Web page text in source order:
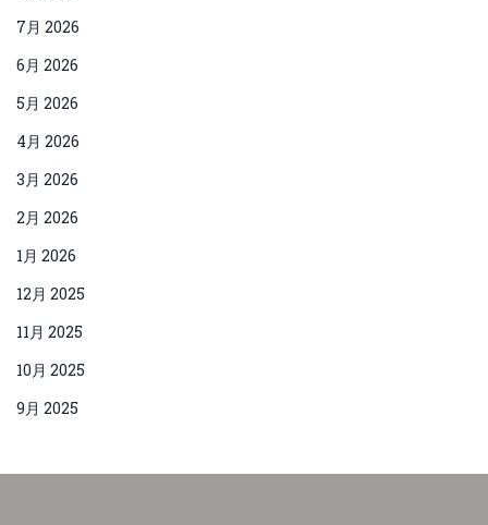
7月 2026
6月 2026
5月 2026
4月 2026
3月 2026
2月 2026
1月 2026
12月 2025
11月 2025
10月 2025
9月 2025